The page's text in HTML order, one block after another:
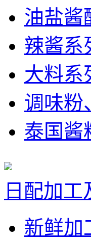
油盐酱
辣酱系
大料系
调味粉
泰国酱
日配加工
新鲜加